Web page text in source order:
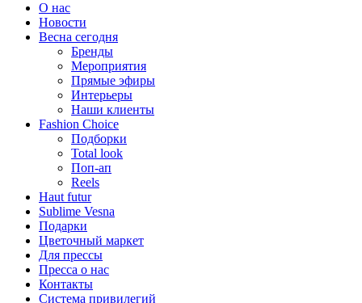
О нас
Новости
Весна сегодня
Бренды
Меро­приятия
Прямые эфиры
Интерьеры
Наши клиенты
Fashion Choice
Подборки
Total look
Поп-ап
Reels
Haut futur
Sublime Vesna
Подарки
Цветочный маркет
Для прессы
Пресса о нас
Контакты
Система привилегий